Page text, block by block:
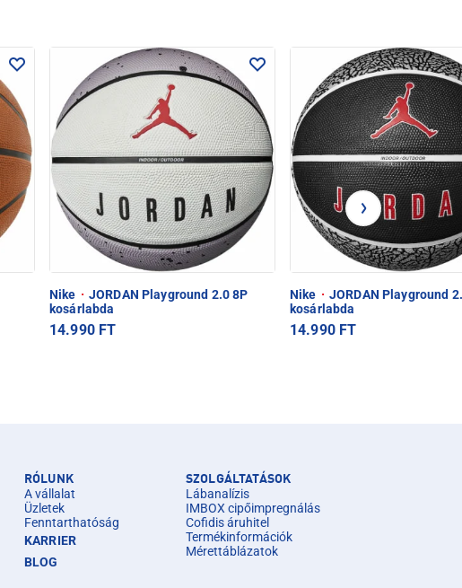
Nike · JORDAN Playground 2.0 8P
kosárlabda
14.990 FT
Nike · JORDAN Playground
kosárlabda
14.990 FT
RÓLUNK
A vállalat
Üzletek
Fenntarthatóság
KARRIER
BLOG
SZOLGÁLTATÁSOK
Lábanalízis
IMBOX cipőimpregnálás
Cofidis áruhitel
Termékinformációk
Mérettáblázatok